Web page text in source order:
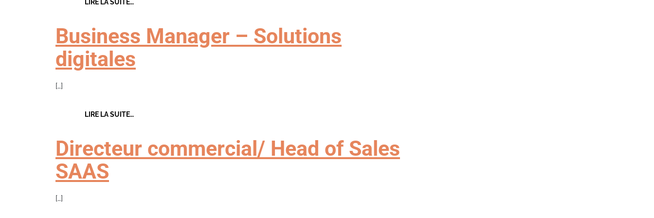
LIRE LA SUITE…
Business Manager – Solutions
digitales
[…]
LIRE LA SUITE…
Directeur commercial/ Head of Sales
SAAS
[…]